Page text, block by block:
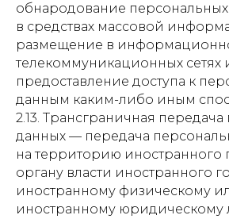
обнародование
в средствах массовой
размещение в
телекоммуникационных сетях
предоставление доступа к
данным каким-либо иным
2.13. Трансграничная
данных — передача
на территорию иностранного
органу власти иностранного
иностранному физическому
иностранному юридическому